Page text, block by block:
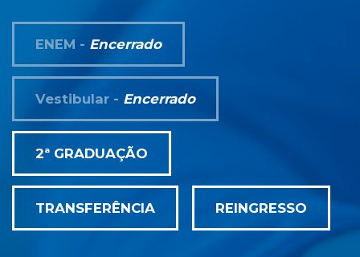
ENEM - Encerrado
Vestibular - Encerrado
2ª GRADUAÇÃO
TRANSFERÊNCIA REINGRESSO